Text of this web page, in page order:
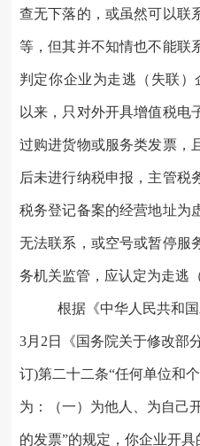
查无下落的，或虽然可以联
等，但其并不知情也不能联
判定你企业为走逃（失联
以来，只对外开具增值税电
过购进货物或服务类发票，
后未进行纳税申报，主管税
税务登记备案的经营地址为
无法联系，或空号或暂停服
务机关监管，应认定为走逃
根据《中华人民共和国
3月2日《国务院关于修改部
订)第二十二条“任何单位和
为：（一）为他人、为自己
的发票”的规定，你企业开具